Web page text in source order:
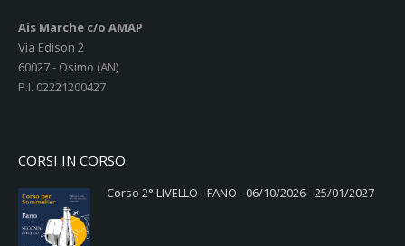
Ais Marche c/o AMAP
Via Edison 2
60027 - Osimo (AN)
P.I. 02221200427
CORSI IN CORSO
Corso 2° LIVELLO - FANO - 06/10/2026 - 25/01/2027